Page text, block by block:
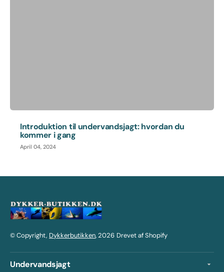
Introduktion til undervandsjagt: hvordan du
kommer i gang
April 04, 2024
© Copyright, Dykkerbutikken, 2026 Drevet af Shopify
Undervandsjagt